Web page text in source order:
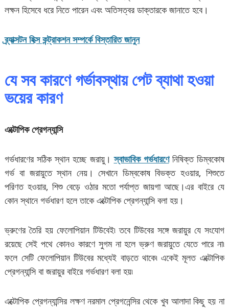
লক্ষন হিসেবে ধরে নিতে পারেন এবং অতিসত্বর ডাক্তারকে জানাতে হবে।
ব্র্যাক্সটন হিক্স কন্ট্রাকশন সম্পর্কে বিস্তারিত জানুন
যে সব কারণে গর্ভাবস্থায় পেট ব্যাথা হওয়া
ভয়ের কারণ
এক্টোপিক প্রেগন্যান্সি
গর্ভধারণের সঠিক স্থান হচ্ছে জরায়ু।স্বাভাবিক গর্ভধারণেনিষিক্ত ডিম্বকোষ
গর্ভ বা জরায়ুতে স্থান নেয়। সেখানে ডিম্বকোষ বিভক্ত হওয়ার, শিশুতে
পরিণত হওয়ার, শিশু বেড়ে ওঠার মতো পর্যাপ্ত জায়গা আছে।এর বাইরে যে
কোন স্থানে গর্ভধারণ হলে তাকে এক্টোপিক প্রেগন্যান্সি বলা হয়।
ভ্রুণের তৈরি হয় ফেলোপিয়ান টিউবেই৷ তবে টিউবের সঙ্গে জরায়ুর যে সংযোগ
রয়েছে সেই পথে কোনও কারণে সুগম না হলে ভ্রুণ জরায়ুতে যেতে পারে না৷
ফলে সেটি ফেলোপিয়ান টিউবের মধ্যেই বাড়তে থাকে৷ একেই মূলত এক্টোপিক
প্রেগন্যান্সি বা জরায়ুর বাইরে গর্ভধারণ বলা হয়৷
এক্টোপিক প্রেগন্যান্সির লক্ষণ নরমাল প্রেগনেন্সির থেকে খুব আলাদা কিছু হয় না